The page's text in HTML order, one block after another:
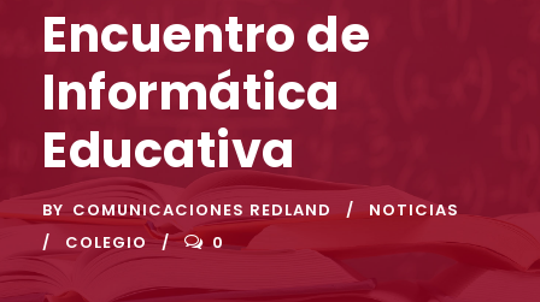
Encuentro de
Informática
Educativa
BY COMUNICACIONES REDLAND
NOTICIAS
COLEGIO
0